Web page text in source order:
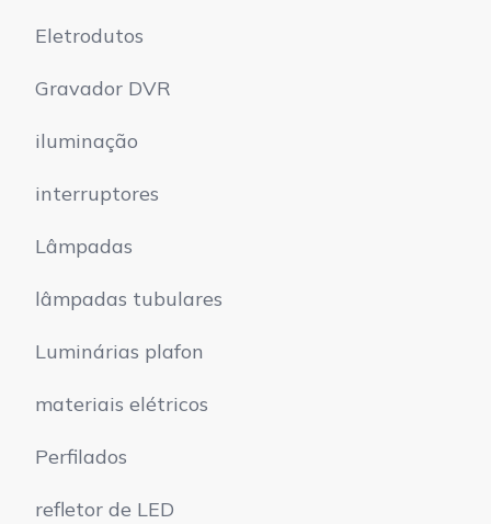
Eletrodutos
Gravador DVR
iluminação
interruptores
Lâmpadas
lâmpadas tubulares
Luminárias plafon
materiais elétricos
Perfilados
refletor de LED